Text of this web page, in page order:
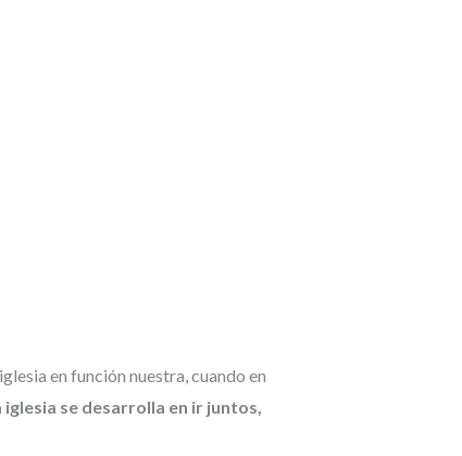
en función nuestra, cuando en
iglesia se desarrolla en ir juntos,